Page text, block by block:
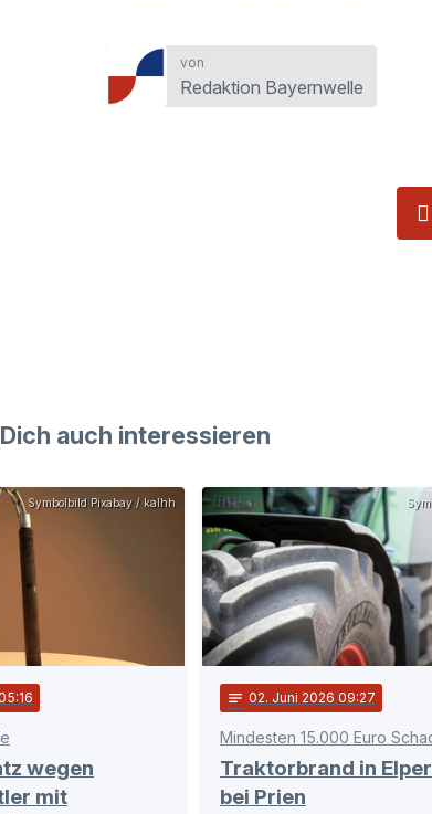
von
Redaktion Bayernwelle
auch interessieren
Symbolbild Pixabay / kalhh
wegen
mit
notes 02. Juni 2026 09:27
Mindesten 15.000 Euro
Traktorbrand in
bei Prien